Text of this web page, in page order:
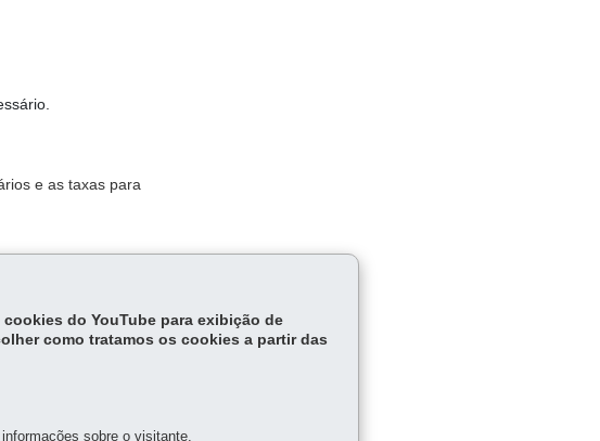
e as taxas para
do YouTube para exibição de
como tratamos os cookies a partir das
sobre o visitante.